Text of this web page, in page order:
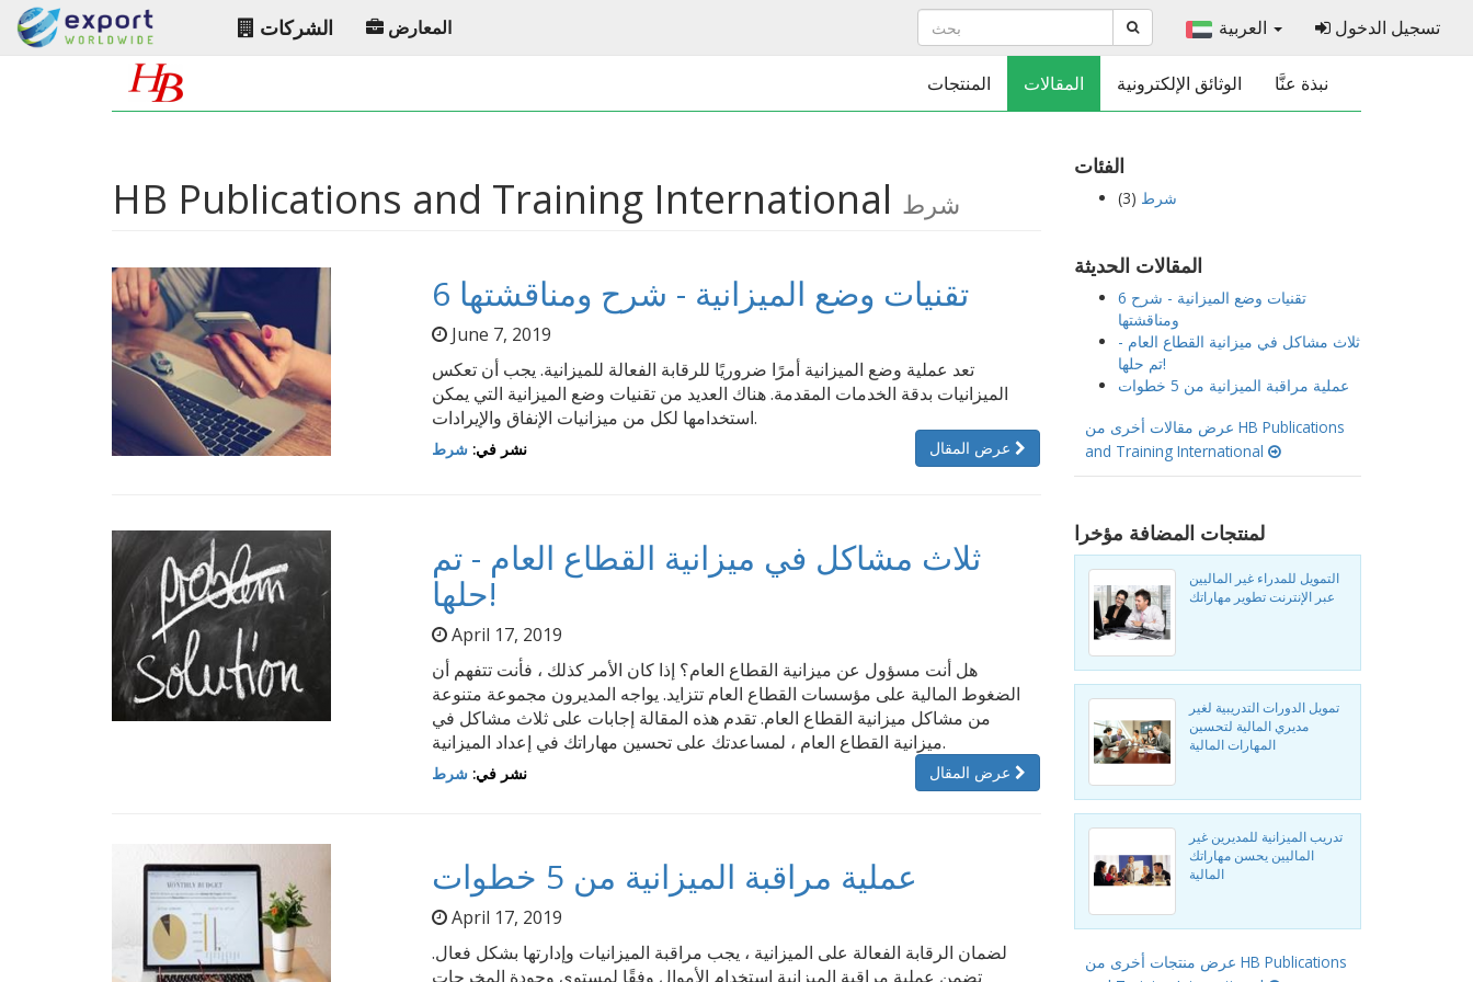
الشركات المعارض تسجيل الدخول
المنتجات المقالات الوثائق الإلكترونية نبذة عنَّا
HB Publications and Training International شرط
6 تقنيات وضع الميزانية - شرح ومناقشتها
June 7, 2019
تعد عملية وضع الميزانية أمرًا ضروريًا للرقابة الفعالة للميزانية. يجب أن تعكس
الميزانيات بدقة الخدمات المقدمة. هناك العديد من تقنيات وضع الميزانية التي يمكن
استخدامها لكل من ميزانيات الإنفاق والإيرادات.
عرض المقال نشر في: شرط
ثلاث مشاكل في ميزانية القطاع العام - تم
حلها!
April 17, 2019
هل أنت مسؤول عن ميزانية القطاع العام؟ إذا كان الأمر كذلك ، فأنت تتفهم أن
الضغوط المالية على مؤسسات القطاع العام تتزايد. يواجه المديرون مجموعة متنوعة
من مشاكل ميزانية القطاع العام. تقدم هذه المقالة إجابات على ثلاث مشاكل في
ميزانية القطاع العام ، لمساعدتك على تحسين مهاراتك في إعداد الميزانية.
عرض المقال نشر في: شرط
عملية مراقبة الميزانية من 5 خطوات
April 17, 2019
لضمان الرقابة الفعالة على الميزانية ، يجب مراقبة الميزانيات وإدارتها بشكل فعال.
تضمن عملية مراقبة الميزانية استخدام الأموال وفقًا لمستوى وجودة المخرجات
الفئات
شرط (3)
المقالات الحديثة
6 تقنيات وضع الميزانية - شرح
ومناقشتها
ثلاث مشاكل في ميزانية القطاع العام -
تم حلها!
عملية مراقبة الميزانية من 5 خطوات
عرض مقالات أخرى من HB Publications
and Training International
لمنتجات المضافة مؤخرا
التمويل للمدراء غير الماليين
عبر الإنترنت تطوير مهاراتك
تمويل الدورات التدريبية لغير
مديري المالية لتحسين
المهارات المالية
تدريب الميزانية للمديرين غير
الماليين يحسن مهاراتك
المالية
عرض منتجات أخرى من HB Publications